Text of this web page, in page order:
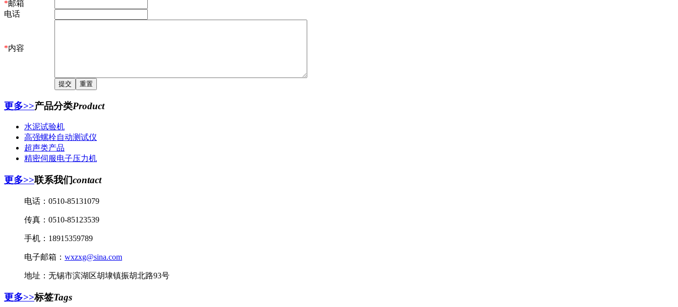
*邮箱
电话
*内容
更多>>产品分类Product
水泥试验机
高强螺栓自动测试仪
超声类产品
精密伺服电子压力机
更多>>联系我们contact
电话： 0510-85131079
传真： 0510-85123539
手机： 18915359789
电子邮箱： wxzxg@sina.com
地址：无锡市滨湖区胡埭镇振胡北路93号
更多>>标签Tags